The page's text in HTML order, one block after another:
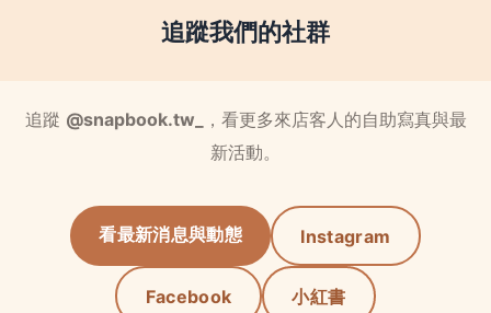
追蹤我們的社群
追蹤 @snapbook.tw_
，看更多來店客人的自助寫真與最
新活動。
看最新消息與動態 Instagram
Facebook 小紅書